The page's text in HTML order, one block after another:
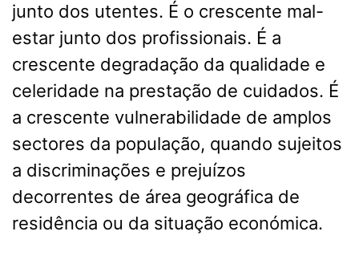
junto dos utentes. É o crescente mal-
estar junto dos profissionais. É a
crescente degradação da qualidade e
celeridade na prestação de cuidados. É
a crescente vulnerabilidade de amplos
sectores da população, quando sujeitos
a discriminações e prejuízos
decorrentes de área geográfica de
residência ou da situação económica.